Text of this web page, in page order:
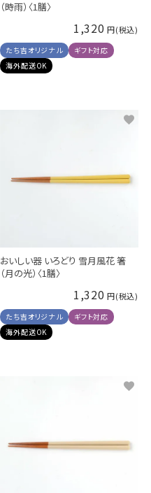
（時雨）〈1膳〉
1,320
たち吉オリジナル
ギフト対応
海外配送OK
おいしい器 いろどり 雪月風花 箸
（月の光）〈1膳〉
1,320
たち吉オリジナル
ギフト対応
海外配送OK